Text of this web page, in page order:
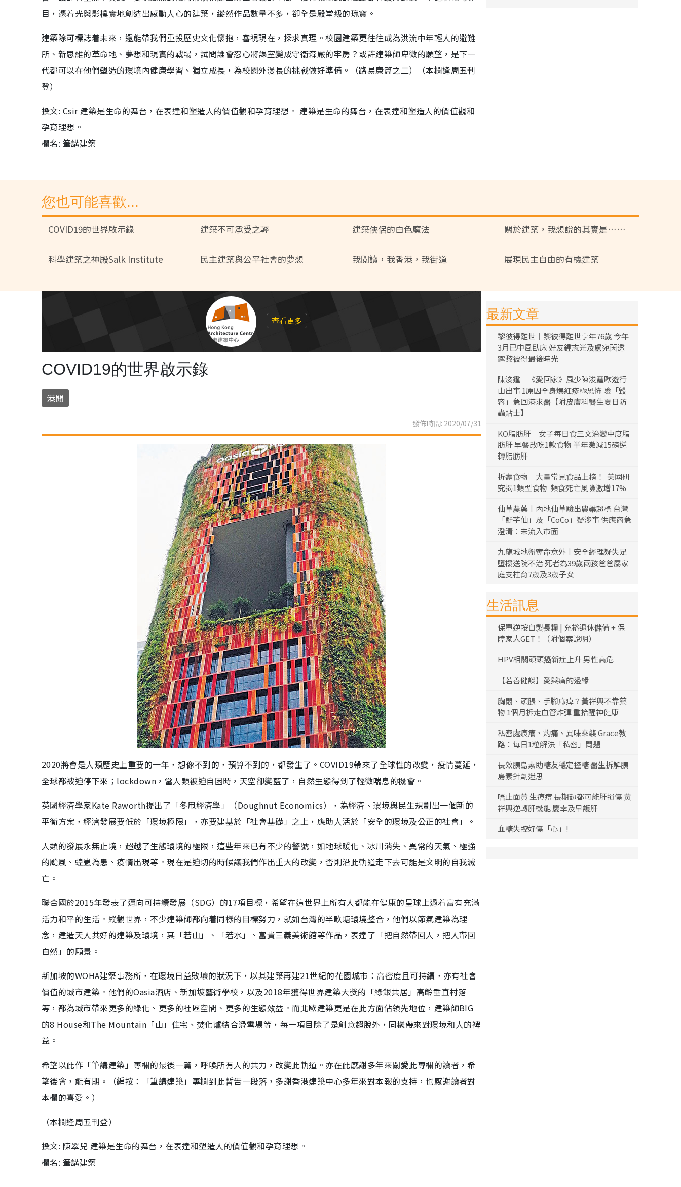
目，憑着光與影樸實地創造出感動人心的建築，縱然作品數量不多，卻全是殿堂級的瑰寶。
建築除可標誌着未來，還能帶我們重投歷史文化懷抱，審視現在，探求真理。校園建築更往往成為洪流中年輕人的避難
所、新思維的革命地、夢想和現實的戰場，試問誰會忍心將課室變成守衞森嚴的牢房？或許建築師卑微的願望，是下一
代都可以在他們塑造的環境內健康學習、獨立成長，為校園外漫長的挑戰做好準備。（路易康篇之二）（本欄逢周五刊
登）
撰文: Csir 建築是生命的舞台，在表達和塑造人的價值觀和孕育理想。 建築是生命的舞台，在表達和塑造人的價值觀和
孕育理想。
欄名: 筆講建築
您也可能喜歡...
COVID19的世界啟示錄 建築不可承受之輕 建築俠侶的白色魔法 關於建築，我想說的其實是……
科學建築之神殿Salk Institute 民主建築與公平社會的夢想 我閱讀，我香港，我街道 展現民主自由的有機建築
查看更多
COVID19的世界啟示錄
港聞
發佈時間: 2020/07/31
2020將會是人類歷史上重要的一年，想像不到的，預算不到的，都發生了。COVID19帶來了全球性的改變，疫情蔓延，
全球都被迫停下來；lockdown，當人類被迫自困時，天空卻變藍了，自然生態得到了輕微喘息的機會。
英國經濟學家Kate Raworth提出了「冬甩經濟學」（Doughnut Economics），為經濟、環境與民生規劃出一個新的
平衡方案，經濟發展要低於「環境極限」，亦要建基於「社會基礎」之上，應助人活於「安全的環境及公正的社會」。
人類的發展永無止境，超越了生態環境的極限，這些年來已有不少的警號，如地球暖化、冰川消失、異常的天氣、極強
的颱風、蝗蟲為患、疫情出現等。現在是迫切的時候讓我們作出重大的改變，否則沿此軌道走下去可能是文明的自我滅
亡。
聯合國於2015年發表了邁向可持續發展（SDG）的17項目標，希望在這世界上所有人都能在健康的星球上過着富有充滿
活力和平的生活。縱觀世界，不少建築師都向着同樣的目標努力，就如台灣的半畂塘環境整合，他們以節氣建築為理
念，建造天人共好的建築及環境，其「若山」、「若水」、富貴三義美術館等作品，表達了「把自然帶回人，把人帶回
自然」的願景。
新加坡的WOHA建築事務所，在環境日益敗壞的狀況下，以其建築再建21世紀的花園城市：高密度且可持續，亦有社會
價值的城市建築。他們的Oasia酒店、新加坡藝術學校，以及2018年獲得世界建築大獎的「綠銀共居」高齡垂直村落
等，都為城市帶來更多的綠化、更多的社區空間、更多的生態效益。而北歐建築更是在此方面佔領先地位，建築師BIG
的8 House和The Mountain「山」住宅、焚化爐結合滑雪場等，每一項目除了是創意超脫外，同樣帶來對環境和人的裨
益。
希望以此作「筆講建築」專欄的最後一篇，呼喚所有人的共力，改變此軌道。亦在此感謝多年來關愛此專欄的讀者，希
望後會，能有期。（編按：「筆講建築」專欄到此暫告一段落，多謝香港建築中心多年來對本報的支持，也感謝讀者對
本欄的喜愛。）
（本欄逢周五刊登）
撰文: 陳翠兒 建築是生命的舞台，在表達和塑造人的價值觀和孕育理想。
欄名: 筆講建築
最新文章
黎彼得離世｜黎彼得離世享年76歲 今年
3月已中風臥床 好友鍾志光及盧宛茵透
露黎彼得最後時光
陳浚霆｜《愛回家》風少陳浚霆歐遊行
山出事 1原因全身爆紅疹極恐怖 險「毀
容」急回港求醫【附皮膚科醫生夏日防
蟲貼士】
KO脂肪肝｜女子每日食三文治變中度脂
肪肝 早餐改吃1款食物 半年激減15磅逆
轉脂肪肝
折壽食物｜大量常見食品上榜！ 美國研
究揭1類型食物 頻食死亡風險激增17%
仙草農藥丨內地仙草驗出農藥超標 台灣
「鮮芋仙」及「CoCo」疑涉事 供應商急
澄清：未流入市面
九龍城地盤奪命意外丨安全經理疑失足
墮樓送院不治 死者為39歲兩孩爸爸屬家
庭支柱育7歲及3歲子女
生活訊息
保單逆按自製長糧 | 充裕退休儲備 + 保
障家人GET！（附個案說明）
HPV相關頭頸癌新症上升 男性高危
【若善健談】愛與痛的邊緣
胸悶、頭脹、手腳麻痺？黃祥興不靠藥
物 1個月拆走血管炸彈 重拾醒神健康
私密處痕癢、灼痛、異味來襲 Grace教
路：每日1粒解決「私密」問題
長效胰島素助糖友穩定控糖 醫生拆解胰
島素針劑迷思
唔止面黃 生痘痘 長期攰都可能肝損傷 黃
祥興逆轉肝機能 慶幸及早護肝
血糖失控好傷「心」!